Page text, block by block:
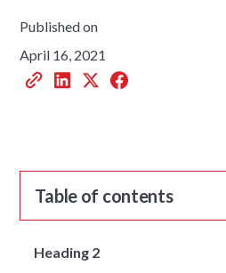
Published on
April 16, 2021
Table of contents
Heading 2